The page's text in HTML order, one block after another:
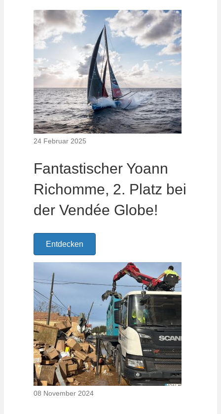
24 Februar 2025
Fantastischer Yoann
Richomme, 2. Platz bei
der Vendée Globe!
Entdecken
08 November 2024